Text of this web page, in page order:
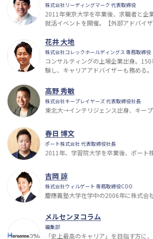
株式会社リーディングマーク 代表取締役
2011年東京大学を卒業後、求職者と企
就活イベントを開催。【外部アドバイザ
花井 大地
株式会社コレックホールディングス 専務取締役
コンサルティングの上場企業出身。
験し、キャリアアドバイザーも務める。
高野 秀敏
株式会社キープレイヤーズ 代表取締役社長
東北大→インテリジェンス出身、キープ
春日 博文
ポート株式会社 代表取締役社長
2011年、学習院大学を卒業後、ポート
吉岡 諒
株式会社ウィルゲート 専務取締役COO
慶應義塾大学在学中の2006年に株式会
メルセンヌコラム
編集部
「史上最高のキャリア」を目指す方に